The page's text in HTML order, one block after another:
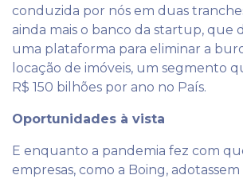
conduzida por nós em duas
ainda mais o banco da startup, que
uma plataforma para eliminar a
locação de imóveis, um segmento
R$ 150 bilhões por ano no País.
Oportunidades à vista
E enquanto a pandemia fez com
empresas, como a Boing,